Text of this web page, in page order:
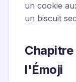
un cookie
un biscuit
Chapitre
l'Émoji